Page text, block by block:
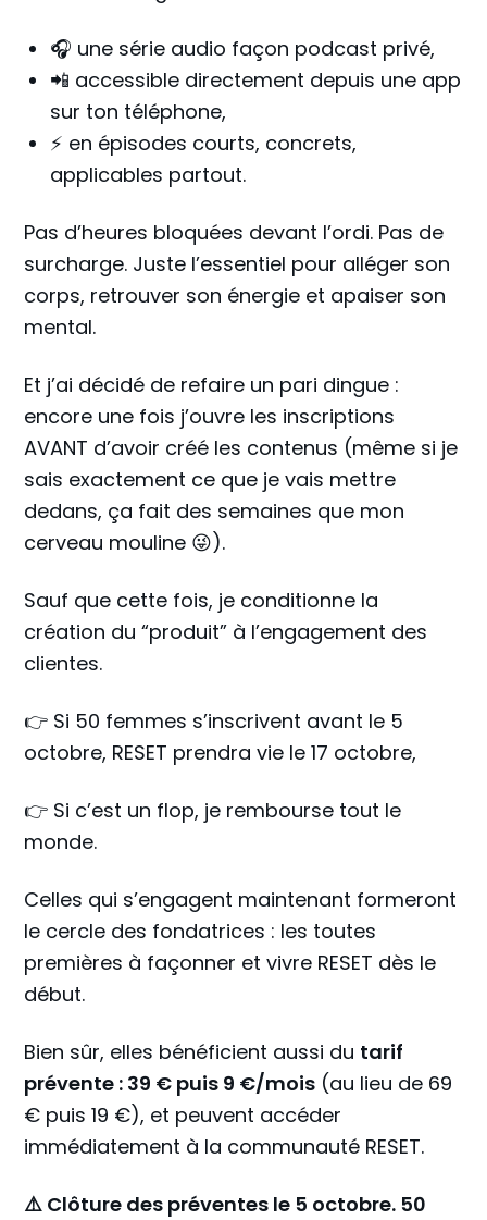
🎧 une série audio façon podcast privé,
📲 accessible directement depuis une app
sur ton téléphone,
⚡ en épisodes courts, concrets,
applicables partout.
Pas d’heures bloquées devant l’ordi. Pas de
surcharge. Juste l’essentiel pour alléger son
corps, retrouver son énergie et apaiser son
mental.
Et j’ai décidé de refaire un pari dingue :
encore une fois j’ouvre les inscriptions
AVANT d’avoir créé les contenus (même si je
sais exactement ce que je vais mettre
dedans, ça fait des semaines que mon
cerveau mouline 😜).
Sauf que cette fois, je conditionne la
création du “produit” à l’engagement des
clientes.
👉 Si 50 femmes s’inscrivent avant le 5
octobre, RESET prendra vie le 17 octobre,
👉 Si c’est un flop, je rembourse tout le
monde.
Celles qui s’engagent maintenant formeront
le cercle des fondatrices : les toutes
premières à façonner et vivre RESET dès le
début.
Bien sûr, elles bénéficient aussi du tarif
prévente : 39 € puis 9 €/mois (au lieu de 69
€ puis 19 €), et peuvent accéder
immédiatement à la communauté RESET.
⚠️ Clôture des préventes le 5 octobre. 50